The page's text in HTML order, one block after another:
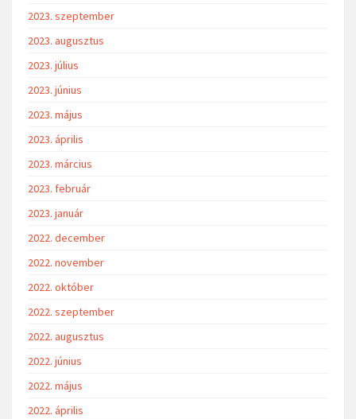
2023. szeptember
2023. augusztus
2023. július
2023. június
2023. május
2023. április
2023. március
2023. február
2023. január
2022. december
2022. november
2022. október
2022. szeptember
2022. augusztus
2022. június
2022. május
2022. április